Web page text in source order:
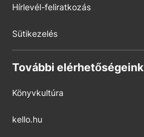
Hírlevél-feliratkozás
Sütikezelés
További elérhetőségeink
Könyvkultúra
kello.hu